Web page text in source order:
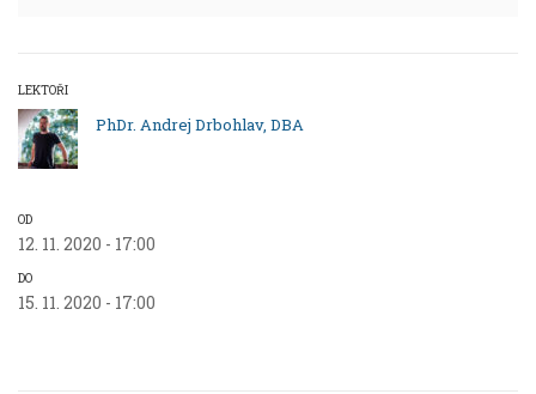
LEKTOŘI
PhDr. Andrej Drbohlav, DBA
OD
12. 11. 2020 - 17:00
DO
15. 11. 2020 - 17:00